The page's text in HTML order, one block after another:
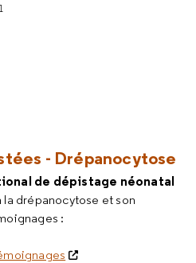
- Drépanocytose
de dépistage néonatal
drépanocytose et son
: